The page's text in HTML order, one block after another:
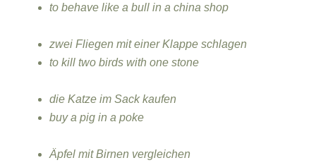
to behave like a bull in a china shop
zwei Fliegen mit einer Klappe schlagen
to kill two birds with one stone
die Katze im Sack kaufen
buy a pig in a poke
Äpfel mit Birnen vergleichen